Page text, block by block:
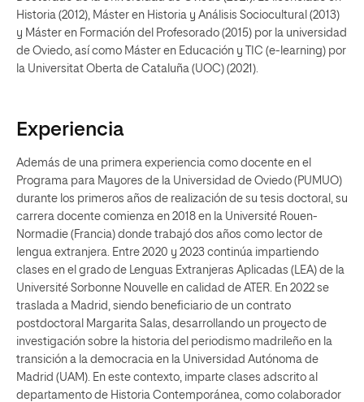
Historia (2012), Máster en Historia y Análisis Sociocultural (2013)
y Máster en Formación del Profesorado (2015) por la universidad
de Oviedo, así como Máster en Educación y TIC (e-learning) por
la Universitat Oberta de Cataluña (UOC) (2021).
Experiencia
Además de una primera experiencia como docente en el
Programa para Mayores de la Universidad de Oviedo (PUMUO)
durante los primeros años de realización de su tesis doctoral, su
carrera docente comienza en 2018 en la Université Rouen-
Normadie (Francia) donde trabajó dos años como lector de
lengua extranjera. Entre 2020 y 2023 continúa impartiendo
clases en el grado de Lenguas Extranjeras Aplicadas (LEA) de la
Université Sorbonne Nouvelle en calidad de ATER. En 2022 se
traslada a Madrid, siendo beneficiario de un contrato
postdoctoral Margarita Salas, desarrollando un proyecto de
investigación sobre la historia del periodismo madrileño en la
transición a la democracia en la Universidad Autónoma de
Madrid (UAM). En este contexto, imparte clases adscrito al
departamento de Historia Contemporánea, como colaborador